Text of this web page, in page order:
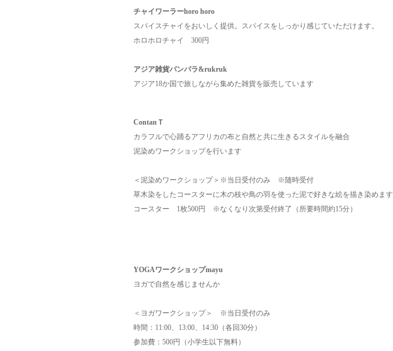
チャイワーラーhoro horo
スパイスチャイをおいしく提供。スパイスをしっかり感じていただけます。
ホロホロチャイ 300円
アジア雑貨パンパラ&rukruk
アジア18か国で旅しながら集めた雑貨を販売しています
ContanＴ
カラフルで心踊るアフリカの布と自然と共に生きるスタイルを融合
泥染めワークショップを行います
＜泥染めワークショップ＞※当日受付のみ ※随時受付
草木染をしたコースターに木の枝や鳥の羽を使った泥で好きな絵を描き染めます
コースター 1枚500円 ※なくなり次第受付終了（所要時間約15分）
YOGAワークショップmayu
ヨガで自然を感じませんか
＜ヨガワークショップ＞ ※当日受付のみ
時間：11:00、13:00、14:30（各回30分）
参加費：500円（小学生以下無料）